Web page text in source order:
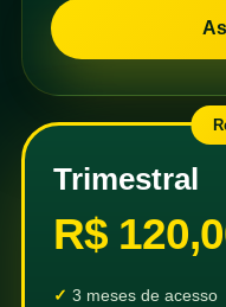
Trimestral
R$
3 meses de acesso